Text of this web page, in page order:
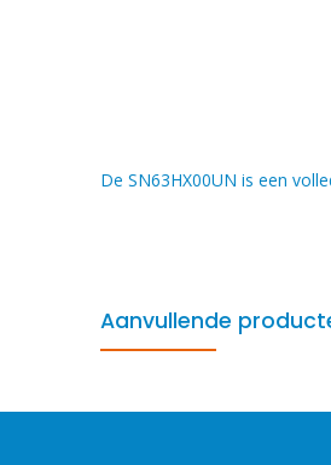
De SN63HX00UN is een
Aanvullende